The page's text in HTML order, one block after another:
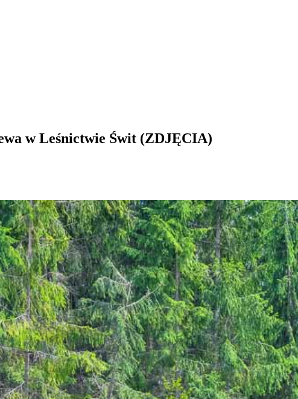
w Leśnictwie Świt (ZDJĘCIA)